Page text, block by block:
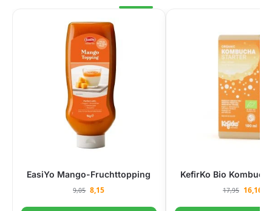
EasiYo Mango-Fruchttopping
9,05 8,15
KefirKo Bio
17,95 16,16